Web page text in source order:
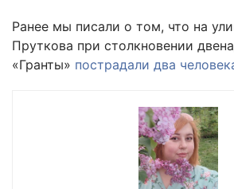
Ранее мы писали о том, что на
Пруткова при столкновении
«Гранты» пострадали два